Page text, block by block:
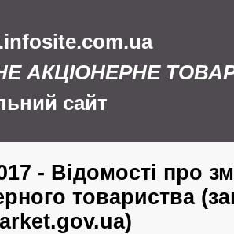
АКЦІОНЕРНЕ
сайт
- Відомості про
товариства